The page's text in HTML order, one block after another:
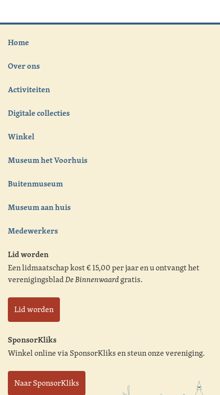
Home
Over ons
Activiteiten
Digitale collecties
Winkel
Museum het Voorhuis
Buitenmuseum
Museum aan huis
Medewerkers
Lid worden
Een lidmaatschap kost € 15,00 per jaar en u ontvangt het
verenigingsbladDe Binnenwaardgratis.
Lid worden
SponsorKliks
Winkel online via SponsorKliks en steun onze vereniging.
Naar SponsorKliks